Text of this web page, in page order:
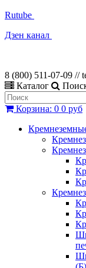
Rutube
Дзен канал
8 (800) 511-07-09 //
Каталог
Корзина: 0 0 руб